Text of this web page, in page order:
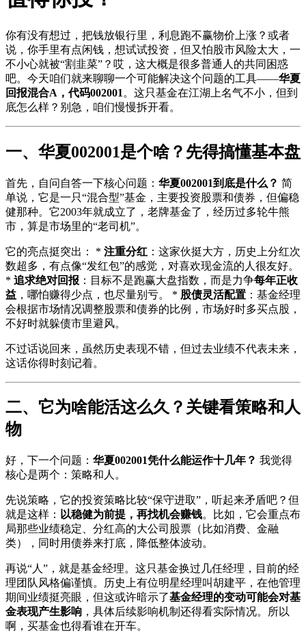
你有没有想过，把钱放银行里，利息跑不赢物价上涨？或者
说，你手里有点闲钱，想试试投资，但又怕股市风险太大，一
不小心就被“割韭菜”？哎，这大概是很多普通人的共同困惑
吧。今天咱们就来聊聊一个可能解决这个问题的工具——华夏
回报混合A，代码002001 。这只基金在江湖上名气不小，但到
底怎么样？别急，咱们慢慢拆开看。
一、华夏002001是个啥？先得搞懂基本盘
首先，自问自答一下核心问题： 华夏002001到底是什么？ 简
单说，它是一只“混合型”基金，主要投资股票和债券，但偏稳
健那种。它2003年就成立了，老牌基金了，经历过多轮牛熊
市，算是市场里的“老司机”。
它的亮点挺突出： * 注重分红 ：这家伙挺大方，历史上分红次
数超多，有点像“发红包”的感觉，对喜欢现金流的人很友好。
* 追求绝对回报 ：目标不是跑赢大盘指数，而是力争每年正收
益 ，哪怕赚得少点，也尽量别亏。 * 股债灵活配置 ：基金经理
会根据市场情况调整股票和债券的比例，市场好时多买点股，
不好时就躲债市里避风。
不过话说回来，虽然历史表现不错，但过去业绩不代表未来，
这话你得时刻记着。
二、它为啥能活这么久？关键看策略和人
物
好，下一个问题： 华夏002001凭什么能运作十几年？ 我觉得
核心是两个：策略和人。
先说策略，它的投资策略比较“保守进取”，听起来矛盾吧？但
就是这样： 以稳健为前提，再找机会赚钱。比如，它会重点布
局那些业绩稳定、分红高的大公司股票（比如消费、金融
类），同时用债券来打底，降低整体波动。
再说“人”，就是基金经理。这只基金换过几任经理，目前的经
理团队风格偏谨慎。历史上有位明星经理叫胡建平，在他管理
期间业绩挺亮眼，但这或许暗示了基金经理的变动可能会对基
金表现产生影响 ，具体后续影响机制还得看实际情况。所以
啊，买基金也得看谁在开车。